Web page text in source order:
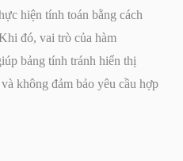
hiện tính toán bằng cách
đó, vai trò của hàm
bảng tính tránh hiển thị
không đảm bảo yêu cầu hợp